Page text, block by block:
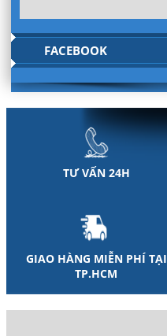
FACEBOOK
TƯ VẤN 24H
GIAO HÀNG MIỄN PHÍ TẠI
TP.HCM